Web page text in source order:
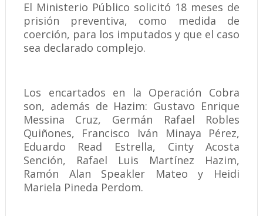
El Ministerio Público solicitó 18 meses de
prisión preventiva, como medida de
coerción, para los imputados y que el caso
sea declarado complejo.
Los encartados en la Operación Cobra
son, además de Hazim: Gustavo Enrique
Messina Cruz, Germán Rafael Robles
Quiñones, Francisco Iván Minaya Pérez,
Eduardo Read Estrella, Cinty Acosta
Sención, Rafael Luis Martínez Hazim,
Ramón Alan Speakler Mateo y Heidi
Mariela Pineda Perdom.